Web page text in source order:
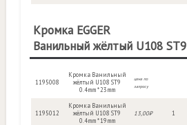
Кромка EGGER
Ванильный жёлтый U108 ST9
1195008
Кромка Ванильный
жёлтый U108 ST9
0.4mm * 23mm
цена по
запросу
1195012
Кромка Ванильный
жёлтый U108 ST9
0.4mm * 19mm
13,00₽ 1